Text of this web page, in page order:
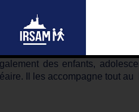
dans le cadre de son
de trouble auditif.
des enfants,
Il les accompagne tout